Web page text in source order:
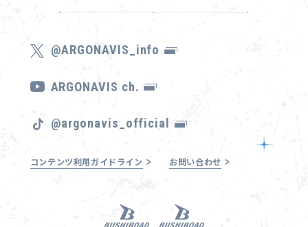
@ARGONAVIS_info
ARGONAVIS ch.
@argonavis_official
コンテンツ利用ガイドライン お問い合わせ